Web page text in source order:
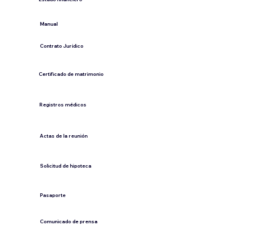
​Manual
​Contrato Jurídico
Certificado de matrimonio
Registros médicos
Actas de la reunión
Solicitud de hipoteca
Pasaporte
Comunicado de prensa